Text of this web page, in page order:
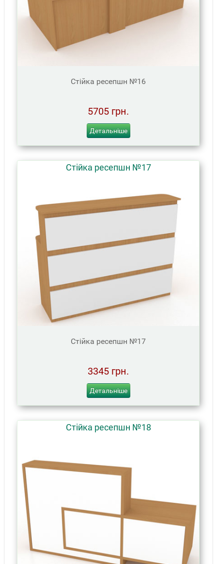
Стійка ресепшн №16
5705 грн.
Детальніше
Стійка ресепшн №17
Стійка ресепшн №17
3345 грн.
Детальніше
Стійка ресепшн №18